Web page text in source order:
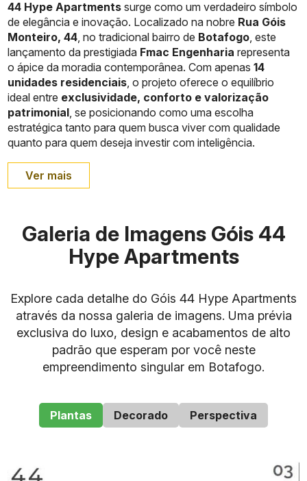
44 Hype Apartments surge como um verdadeiro símbolo
de elegância e inovação. Localizado na nobre Rua Góis
Monteiro, 44 , no tradicional bairro de Botafogo , este
lançamento da prestigiada Fmac Engenharia representa
o ápice da moradia contemporânea. Com apenas14
unidades residenciais , o projeto oferece o equilíbrio
ideal entre exclusividade, conforto e valorização
patrimonial , se posicionando como uma escolha
estratégica tanto para quem busca viver com qualidade
quanto para quem deseja investir com inteligência.
Item Descrição
Ver mais
Galeria de Imagens Góis 44
Hype Apartments
Explore cada detalhe do Góis 44 Hype Apartments
através da nossa galeria de imagens. Uma prévia
exclusiva do luxo, design e acabamentos de alto
padrão que esperam por você neste
empreendimento singular em Botafogo.
Plantas Decorado Perspectiva